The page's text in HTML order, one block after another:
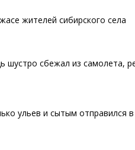
жителей сибирского села
шустро сбежал из самолета,
ульев и сытым отправился в